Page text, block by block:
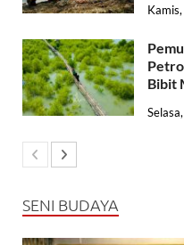
Bibit
SENI BUDAYA